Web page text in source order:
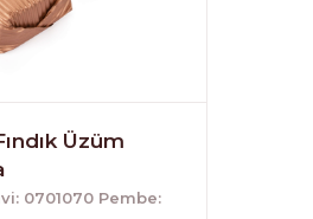
Üzüm
0701070 Pembe: